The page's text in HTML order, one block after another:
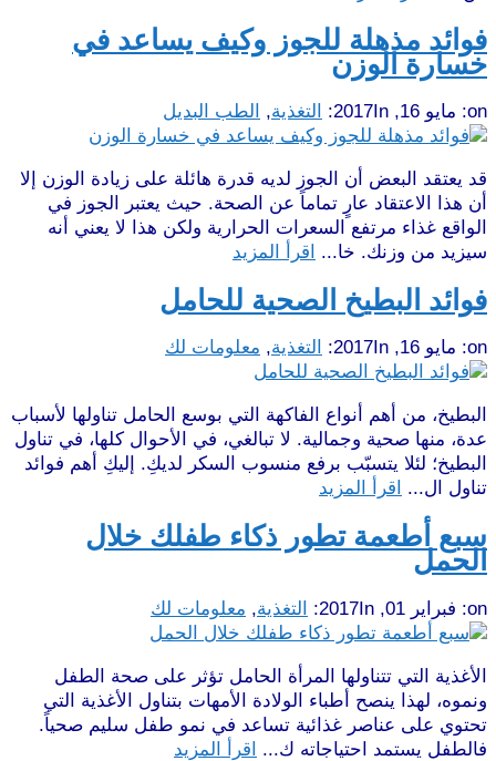
فوائد مذهلة للجوز وكيف يساعد في
خسارة الوزن
on: مايو 16, 2017 In: التغذية, الطب البديل
قد يعتقد البعض أن الجوز لديه قدرة هائلة على زيادة الوزن إلا
أن هذا الاعتقاد عارٍ تماماً عن الصحة. حيث يعتبر الجوز في
الواقع غذاء مرتفع السعرات الحرارية ولكن هذا لا يعني أنه
سيزيد من وزنك. خا...
اقرأ المزيد
فوائد البطيخ الصحية للحامل
on: مايو 16, 2017 In: التغذية, معلومات لك
البطيخ، من أهم أنواع الفاكهة التي بوسع الحامل تناولها لأسباب
عدة، منها صحية وجمالية. لا تبالغي، في الأحوال كلها، في تناول
البطيخ؛ لئلا يتسبّب برفع منسوب السكر لديكِ. إليكِ أهم فوائد
تناول ال...
اقرأ المزيد
سبع أطعمة تطور ذكاء طفلك خلال
الحمل
on: فبراير 01, 2017 In: التغذية, معلومات لك
الأغذية التي تتناولها المرأة الحامل تؤثر على صحة الطفل
ونموه، لهذا ينصح أطباء الولادة الأمهات بتناول الأغذية التي
تحتوي على عناصر غذائية تساعد في نمو طفل سليم صحياً.
فالطفل يستمد احتياجاته ك...
اقرأ المزيد